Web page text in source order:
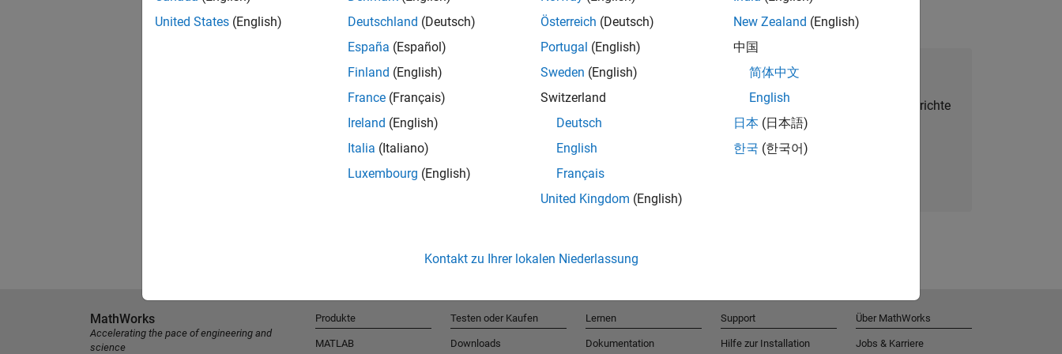
Talent Network beitreten
Erhalten Sie personalisierte Stellenangebote, Berichte
und Unternehmensneuigkeiten.
United States (English)
Deutschland (Deutsch)
España (Español)
Finland (English)
France (Français)
Ireland (English)
Italia (Italiano)
Luxembourg (English)
Österreich (Deutsch)
Portugal (English)
Sweden (English)
Switzerland
Deutsch
English
Français
United Kingdom (English)
New Zealand (English)
中国
简体中文
English
日本 (日本語)
한국 (한국어)
Kontakt zu Ihrer lokalen Niederlassung
MathWorks
Accelerating the pace of engineering and
science
Produkte
MATLAB
Testen oder Kaufen
Downloads
Lernen
Dokumentation
Support
Hilfe zur Installation
Über MathWorks
Jobs & Karriere